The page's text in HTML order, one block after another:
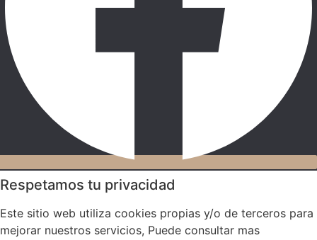
Respetamos tu privacidad
Este sitio web utiliza cookies propias y/o de terceros para
mejorar nuestros servicios, Puede consultar mas